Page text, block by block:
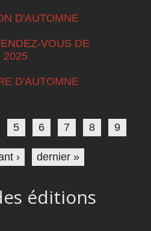
D'AUTOMNE
VOUS DE
2025
D'AUTOMNE
5 6 7 8 9
› dernier »
éditions